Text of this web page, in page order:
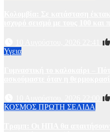
Υγεια
ΚΟΣΜΟΣ ΠΡΩΤΗ ΣΕΛΙΔΑ